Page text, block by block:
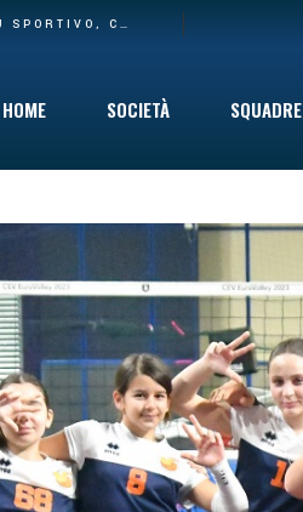
TORNA IL CAMPO ESTIVO PIÙ SPORTIVO, COINVOLGENTE E DIVERTENTE CHE C’È: DAL 10 GIUGNO VIA AL SUMMER CAMP DELLA POLISPORTIVA M BARI
HOME SOCIETÀ
Storia
Mission
Safeguarding
Cinque per Mille
Privacy Policy
SQUADRE